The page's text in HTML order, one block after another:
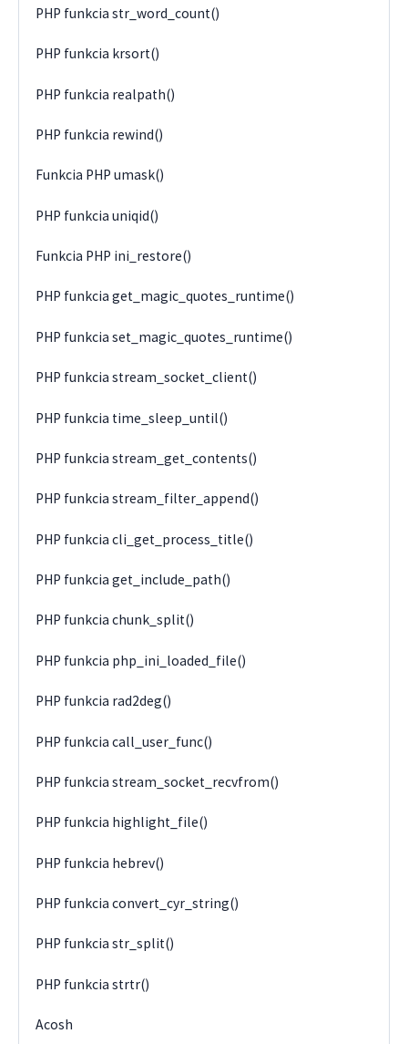
PHP funkcia str_word_count()
PHP funkcia krsort()
PHP funkcia realpath()
PHP funkcia rewind()
Funkcia PHP umask()
PHP funkcia uniqid()
Funkcia PHP ini_restore()
PHP funkcia get_magic_quotes_runtime()
PHP funkcia set_magic_quotes_runtime()
PHP funkcia stream_socket_client()
PHP funkcia time_sleep_until()
PHP funkcia stream_get_contents()
PHP funkcia stream_filter_append()
PHP funkcia cli_get_process_title()
PHP funkcia get_include_path()
PHP funkcia chunk_split()
PHP funkcia php_ini_loaded_file()
PHP funkcia rad2deg()
PHP funkcia call_user_func()
PHP funkcia stream_socket_recvfrom()
PHP funkcia highlight_file()
PHP funkcia hebrev()
PHP funkcia convert_cyr_string()
PHP funkcia str_split()
PHP funkcia strtr()
Acosh